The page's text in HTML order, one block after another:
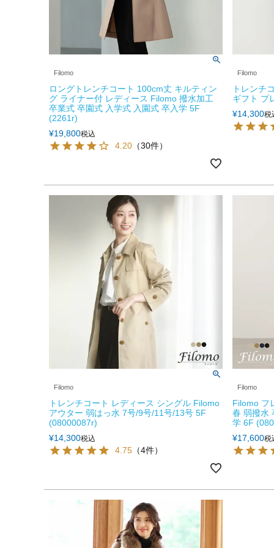
Filomo
ロングトレンチコート 100cm丈 キルティン
グ ライナー付 レディース Filomo 撥水加工
卒業式 卒園式 入学式 入園式 卒入学 5F
(2261r)
¥19,800税込
4.20 （30件）
Filomo
トレンチ
ギフト プ
¥14,300税
Filomo
トレンチコート レディース シングル Filomo
アウター 弱はっ水 7号/9号/11号/13号 5F
(08000087r)
¥14,300税込
4.75 （4件）
Filomo
Filomo フ
春 弱撥水
学 6F
¥17,600税